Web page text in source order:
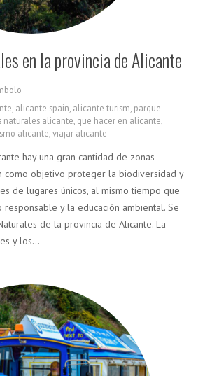
en la provincia de Alicante
alicante spain alicante turism parque
naturales alicante que hacer en alicante
alicante viajar alicante
hay una gran cantidad de zonas
como objetivo proteger la biodiversidad y
de lugares únicos, al mismo tiempo que
y la educación ambiental. Se
de la provincia de Alicante. La
y los…